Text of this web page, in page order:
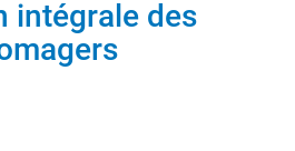
intégrale des